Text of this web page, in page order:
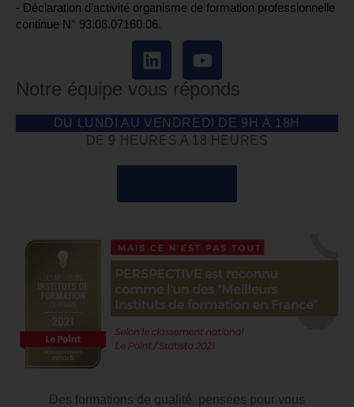
- Déclaration d’activité organisme de formation professionnelle
continue N° 93.06.07160.06.
Notre équipe vous réponds
DU LUNDI AU VENDREDI DE 9H À 18H
DE 9 HEURES A 18 HEURES
Des formations de qualité, pensées pour vous